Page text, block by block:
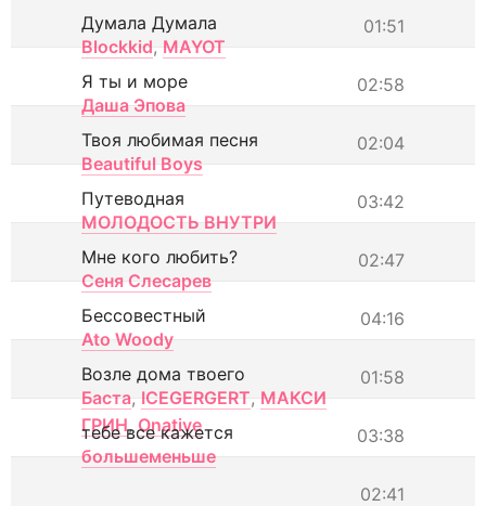
01:51
Думала Думала
Blockkid, MAYOT
02:58
Я ты и море
Даша Эпова
02:04
Твоя любимая песня
Beautiful Boys
03:42
Путеводная
МОЛОДОСТЬ ВНУТРИ
02:47
Мне кого любить?
Сеня Слесарев
04:16
Бессовестный
Ato Woody
01:58
Возле дома твоего
Баста, ICEGERGERT, МАКСИ
ГРИН, Onative 03:38
тебе все кажется
большеменьше
02:41